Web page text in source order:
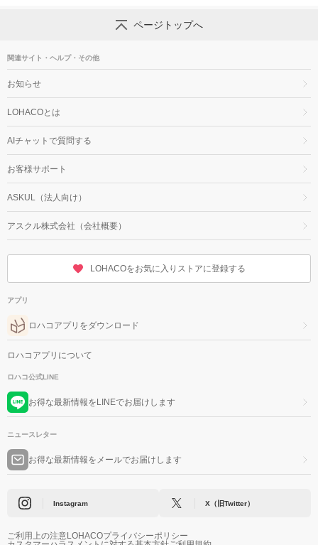
ページトップへ
関連サイト・ヘルプ・その他
お知らせ
LOHACOとは
AIチャットで質問する
お客様サポート
ASKUL（法人向け）
アスクル株式会社（会社概要）
LOHACOをお気に入りストアに登録する
アプリ
ロハコアプリをダウンロード
ロハコアプリについて
ロハコ公式LINE
お得な最新情報をLINEでお届けします
ニュースレター
お得な最新情報をメールでお届けします
Instagram X（旧Twitter）
ご利用上の注意LOHACOプライバシーポリシー